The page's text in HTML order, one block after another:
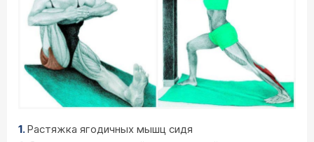
Растяжка ягодичных мышц сидя